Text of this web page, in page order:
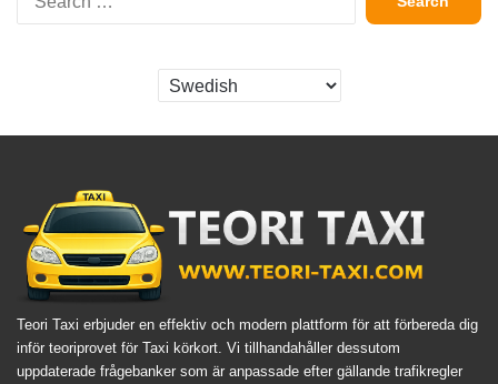
for:
Teori Taxi erbjuder en effektiv och modern plattform för att förbereda dig
inför teoriprovet för Taxi körkort. Vi tillhandahåller dessutom
uppdaterade frågebanker som är anpassade efter gällande trafikregler